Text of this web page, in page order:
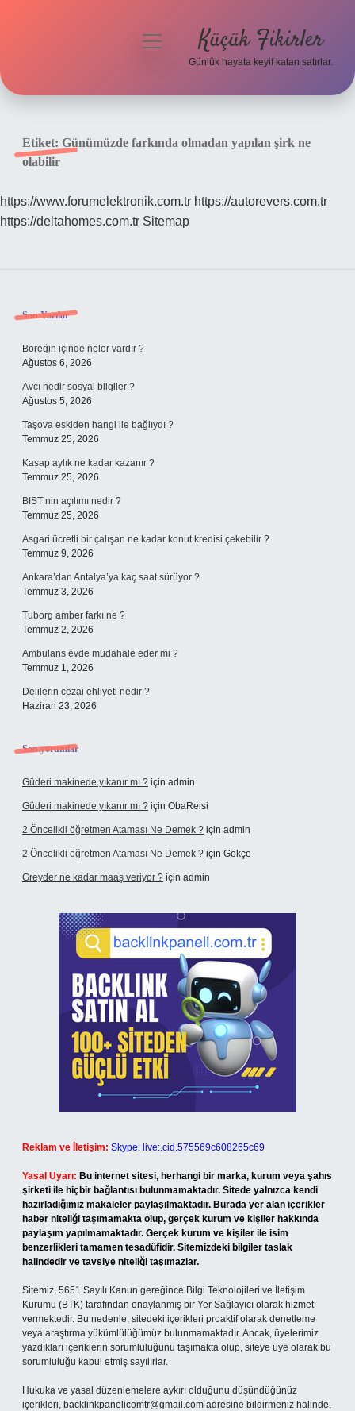
Yasal Uyarı
Hakkımızda
menüyü
Küçük Fikirler
Günlük hayata keyif katan satırlar.
Etiket: Günümüzde farkında olmadan yapılan şirk ne
olabilir
https://www.forumelektronik.com.tr https://autorevers.com.tr
https://deltahomes.com.tr Sitemap
Sidebar
Son Yazılar
Böreğin içinde neler vardır ?
Ağustos 6, 2026
Avcı nedir sosyal bilgiler ?
Ağustos 5, 2026
Taşova eskiden hangi ile bağlıydı ?
Temmuz 25, 2026
Kasap aylık ne kadar kazanır ?
Temmuz 25, 2026
BIST’nin açılımı nedir ?
Temmuz 25, 2026
Asgari ücretli bir çalışan ne kadar konut kredisi çekebilir ?
Temmuz 9, 2026
Ankara’dan Antalya’ya kaç saat sürüyor ?
Temmuz 3, 2026
Tuborg amber farkı ne ?
Temmuz 2, 2026
Ambulans evde müdahale eder mi ?
Temmuz 1, 2026
Delilerin cezai ehliyeti nedir ?
Haziran 23, 2026
Son yorumlar
Güderi makinede yıkanır mı ? için admin
Güderi makinede yıkanır mı ? için ObaReisi
2 Öncelikli öğretmen Ataması Ne Demek ? için admin
2 Öncelikli öğretmen Ataması Ne Demek ? için Gökçe
Greyder ne kadar maaş veriyor ? için admin
Reklam ve İletişim: Skype: live:.cid.575569c608265c69
Yasal Uyarı: Bu internet sitesi, herhangi bir marka, kurum veya şahıs
şirketi ile hiçbir bağlantısı bulunmamaktadır. Sitede yalnızca kendi
hazırladığımız makaleler paylaşılmaktadır. Burada yer alan içerikler
haber niteliği taşımamakta olup, gerçek kurum ve kişiler hakkında
paylaşım yapılmamaktadır. Gerçek kurum ve kişiler ile isim
benzerlikleri tamamen tesadüfidir. Sitemizdeki bilgiler taslak
halindedir ve tavsiye niteliği taşımazlar.
Sitemiz, 5651 Sayılı Kanun gereğince Bilgi Teknolojileri ve İletişim
Kurumu (BTK) tarafından onaylanmış bir Yer Sağlayıcı olarak hizmet
vermektedir. Bu nedenle, sitedeki içerikleri proaktif olarak denetleme
veya araştırma yükümlülüğümüz bulunmamaktadır. Ancak, üyelerimiz
yazdıkları içeriklerin sorumluluğunu taşımakta olup, siteye üye olarak bu
sorumluluğu kabul etmiş sayılırlar.
Hukuka ve yasal düzenlemelere aykırı olduğunu düşündüğünüz
içerikleri, backlinkpanelicomtr@gmail.com adresine bildirmeniz halinde,